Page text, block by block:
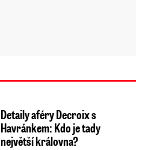
Detaily aféry Decroix s
Havránkem: Kdo je tady
největší královna?